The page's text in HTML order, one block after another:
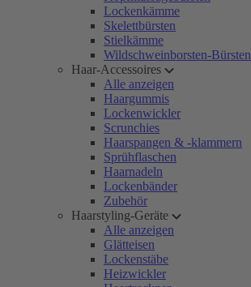
Lockenkämme
Skelettbürsten
Stielkämme
Wildschweinborsten-Bürsten
Haar-Accessoires
Alle anzeigen
Haargummis
Lockenwickler
Scrunchies
Haarspangen & -klammern
Sprühflaschen
Haarnadeln
Lockenbänder
Zubehör
Haarstyling-Geräte
Alle anzeigen
Glätteisen
Lockenstäbe
Heizwickler